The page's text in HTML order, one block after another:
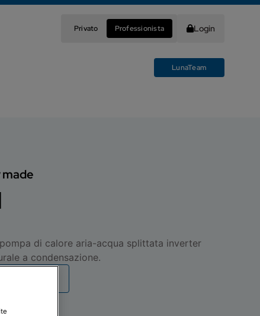
Privato Professionista Login
LunaTeam
di calore aria-acqua splittata inverter
a condensazione.